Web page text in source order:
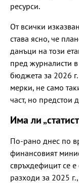
ресурси.
От всички
става ясно, че
данъци на този
пред журналисти
бюджета за 2026
мерки, не само
част, но предстои
Има ли
По-рано днес по
финансовият
свръхдефицит се е
разходи за 2025